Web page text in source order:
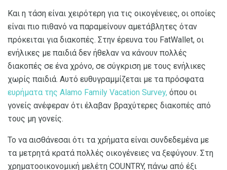
Και η τάση είναι χειρότερη για τις οικογένειες, οι οποίες
είναι πιο πιθανό να παραμείνουν αμετάβλητες όταν
πρόκειται για διακοπές. Στην έρευνα του FatWallet, οι
ενήλικες με παιδιά δεν ήθελαν να κάνουν πολλές
διακοπές σε ένα χρόνο, σε σύγκριση με τους ενήλικες
χωρίς παιδιά. Αυτό ευθυγραμμίζεται με τα πρόσφατα
ευρήματα της Alamo Family Vacation Survey, όπου οι
γονείς ανέφεραν ότι έλαβαν βραχύτερες διακοπές από
τους μη γονείς.
Το να αισθάνεσαι ότι τα χρήματα είναι συνδεδεμένα με
τα μετρητά κρατά πολλές οικογένειες να ξεφύγουν. Στη
χρηματοοικονομική μελέτη COUNTRY, πάνω από έξι